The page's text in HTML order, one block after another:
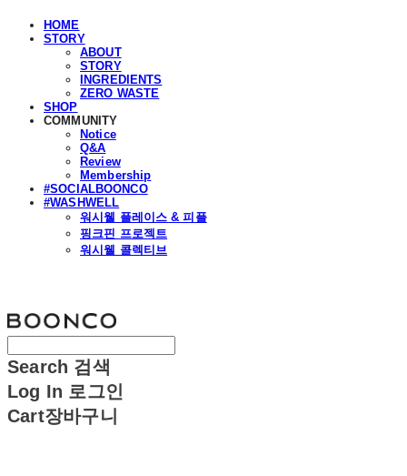
HOME
STORY
ABOUT
STORY
INGREDIENTS
ZERO WASTE
SHOP
COMMUNITY
Notice
Q&A
Review
Membership
#SOCIALBOONCO
#WASHWELL
워시웰 플레이스 & 피플
핑크핀 프로젝트
워시웰 콜렉티브
Search 검색
Log In 로그인
Cart장바구니